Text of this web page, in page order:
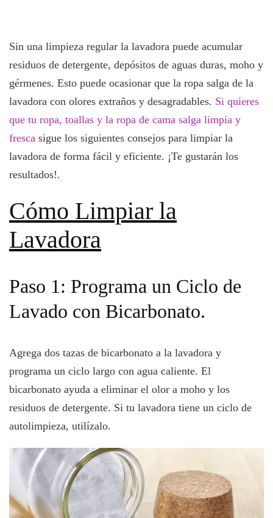
Sin una limpieza regular la lavadora puede acumular
residuos de detergente, depósitos de aguas duras, moho y
gérmenes. Esto puede ocasionar que la ropa salga de la
lavadora con olores extraños y desagradables. Si quieres
que tu ropa, toallas y la ropa de cama salga limpia y
fresca sigue los siguientes consejos para limpiar la
lavadora de forma fácil y eficiente. ¡Te gustarán los
resultados!.
Cómo Limpiar la
Lavadora
Paso 1: Programa un Ciclo de
Lavado con Bicarbonato.
Agrega dos tazas de bicarbonato a la lavadora y
programa un ciclo largo con agua caliente. El
bicarbonato ayuda a eliminar el olor a moho y los
residuos de detergente. Si tu lavadora tiene un ciclo de
autolimpieza, utilízalo.